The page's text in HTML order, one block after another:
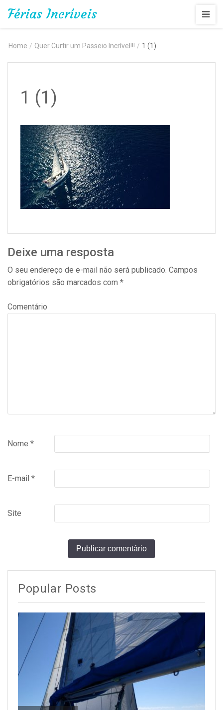
Férias Incríveis
Home / Quer Curtir um Passeio Incrível!!! / 1 (1)
1 (1)
Deixe uma resposta
O seu endereço de e-mail não será publicado. Campos
obrigatórios são marcados com *
Comentário
Nome *
E-mail *
Site
Popular Posts